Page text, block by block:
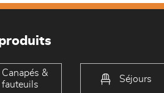
Canapés &
fauteuils
Séjours